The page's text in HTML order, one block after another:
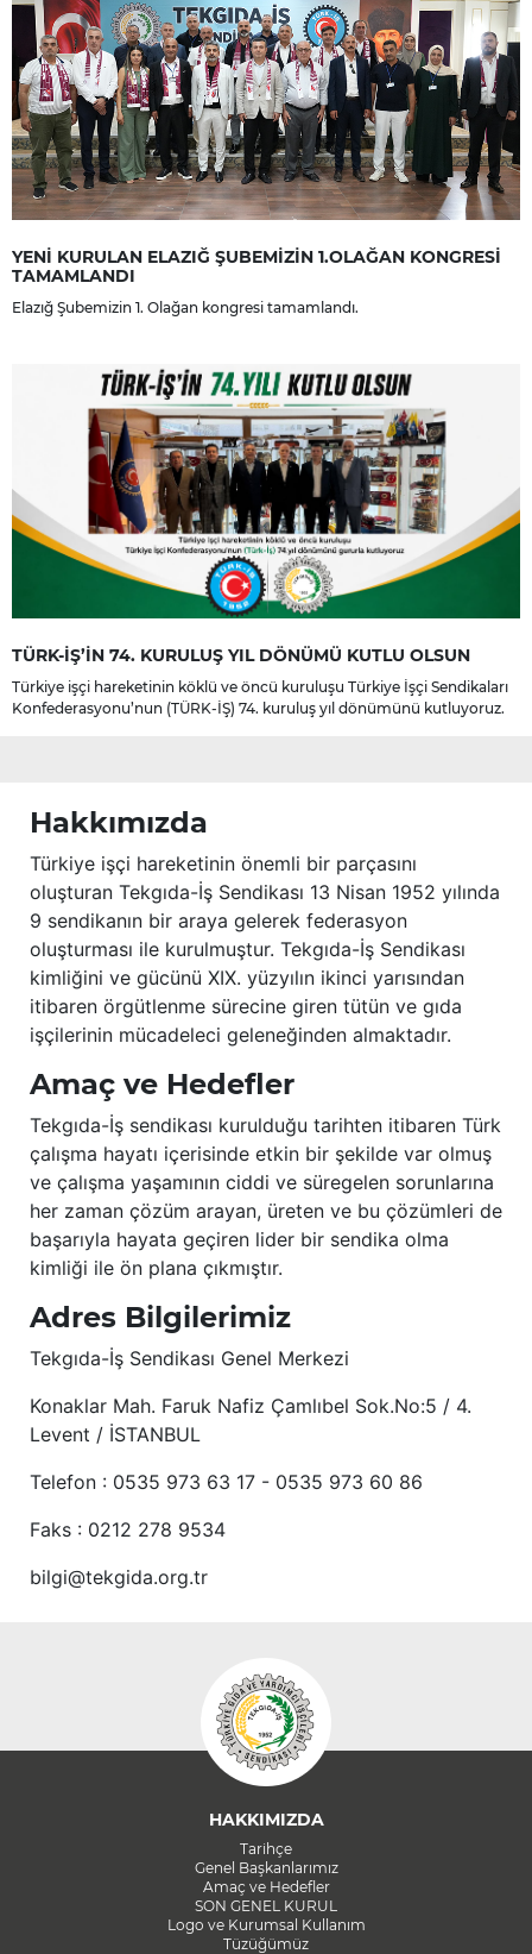
YENİ KURULAN ELAZIĞ ŞUBEMİZİN 1.OLAĞAN KONGRESİ
TAMAMLANDI
Elazığ Şubemizin 1. Olağan kongresi tamamlandı.
TÜRK-İŞ’İN 74. KURULUŞ YIL DÖNÜMÜ KUTLU OLSUN
Türkiye işçi hareketinin köklü ve öncü kuruluşu Türkiye İşçi Sendikaları
Konfederasyonu’nun (TÜRK-İŞ) 74. kuruluş yıl dönümünü kutluyoruz.
Hakkımızda
Türkiye işçi hareketinin önemli bir parçasını
oluşturan Tekgıda-İş Sendikası 13 Nisan 1952 yılında
9 sendikanın bir araya gelerek federasyon
oluşturması ile kurulmuştur. Tekgıda-İş Sendikası
kimliğini ve gücünü XIX. yüzyılın ikinci yarısından
itibaren örgütlenme sürecine giren tütün ve gıda
işçilerinin mücadeleci geleneğinden almaktadır.
Amaç ve Hedefler
Tekgıda-İş sendikası kurulduğu tarihten itibaren Türk
çalışma hayatı içerisinde etkin bir şekilde var olmuş
ve çalışma yaşamının ciddi ve süregelen sorunlarına
her zaman çözüm arayan, üreten ve bu çözümleri de
başarıyla hayata geçiren lider bir sendika olma
kimliği ile ön plana çıkmıştır.
Adres Bilgilerimiz
Tekgıda-İş Sendikası Genel Merkezi
Konaklar Mah. Faruk Nafiz Çamlıbel Sok.No:5 / 4.
Levent / İSTANBUL
Telefon : 0535 973 63 17 - 0535 973 60 86
Faks : 0212 278 9534
bilgi@tekgida.org.tr
HAKKIMIZDA
Tarihçe
Genel Başkanlarımız
Amaç ve Hedefler
SON GENEL KURUL
Logo ve Kurumsal Kullanım
Tüzüğümüz